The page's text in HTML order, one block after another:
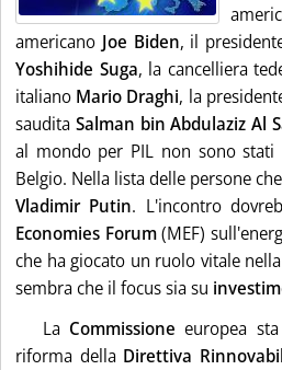
americano Joe Biden, il
Yoshihide Suga, la cancelliera
italiano Mario Draghi, la
saudita Salman bin Abdulaziz Al
al mondo per PIL non sono stati
Belgio. Nella lista delle persone
Vladimir Putin. L'incontro
Economies Forum(MEF)
che ha giocato un ruolo vitale
sembra che il focus sia su
La Commissione europea
riforma della Direttiva